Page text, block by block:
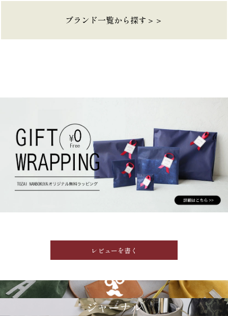
ブランド一覧から探す＞＞
レビューを書く
GRIMM LAB
ジャーナル